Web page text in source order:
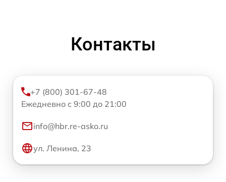
Контакты
+7 (800) 301-67-48
Ежедневно с 9:00 до 21:00
info@hbr.re-asko.ru
ул. Ленина, 23